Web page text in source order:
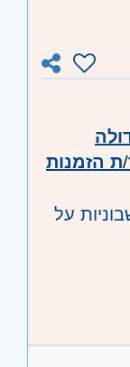
חולון
ת הזמנות
על